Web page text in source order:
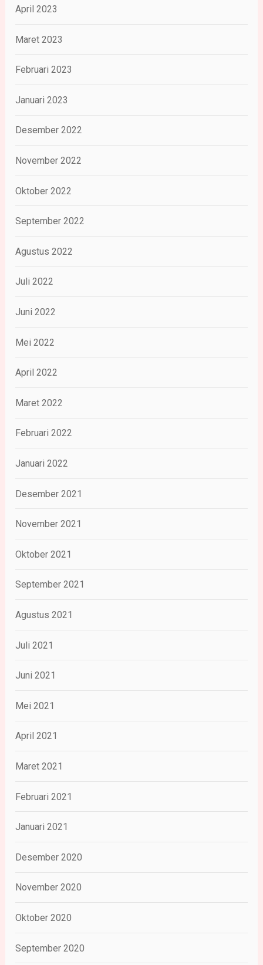
April 2023
Maret 2023
Februari 2023
Januari 2023
Desember 2022
November 2022
Oktober 2022
September 2022
Agustus 2022
Juli 2022
Juni 2022
Mei 2022
April 2022
Maret 2022
Februari 2022
Januari 2022
Desember 2021
November 2021
Oktober 2021
September 2021
Agustus 2021
Juli 2021
Juni 2021
Mei 2021
April 2021
Maret 2021
Februari 2021
Januari 2021
Desember 2020
November 2020
Oktober 2020
September 2020